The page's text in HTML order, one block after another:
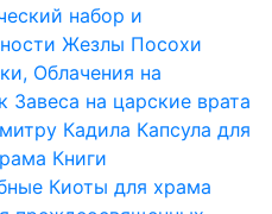
набор и
Жезлы Посохи
Облачения на
Завеса на царские врата
Кадила Капсула для
Книги
Киоты для храма